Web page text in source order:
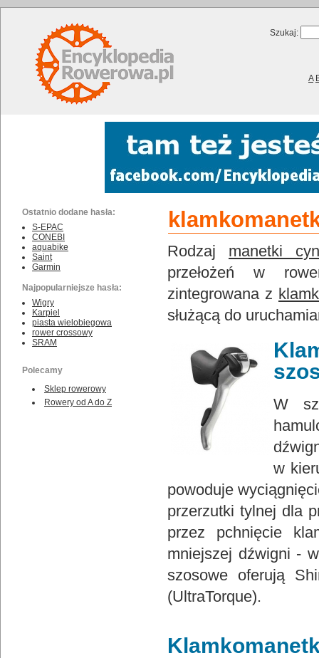
Szukaj:
A
Ostatnio dodane hasła:
S-EPAC
CONEBI
aquabike
Saint
Garmin
Najpopularniejsze hasła:
Wigry
Karpiel
piasta wielobiegowa
rower crossowy
SRAM
Polecamy
Sklep rowerowy
Rowery od A do Z
Rodzaj manetki
przełożeń w
zintegrowana z
służącą do
W
w
powoduje
przerzutki tylnej dla
przez pchnięcie
mniejszej dźwigni -
szosowe oferują
(UltraTorque).